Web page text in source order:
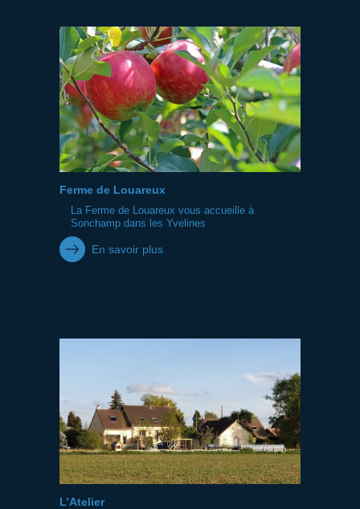
Ferme de Louareux
La Ferme de Louareux vous accueille à
Sonchamp dans les Yvelines
En savoir plus
L’Atelier